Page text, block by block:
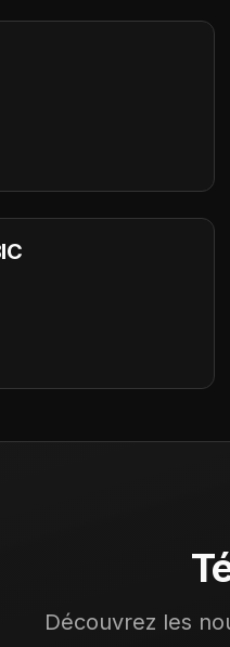
Découvrez les